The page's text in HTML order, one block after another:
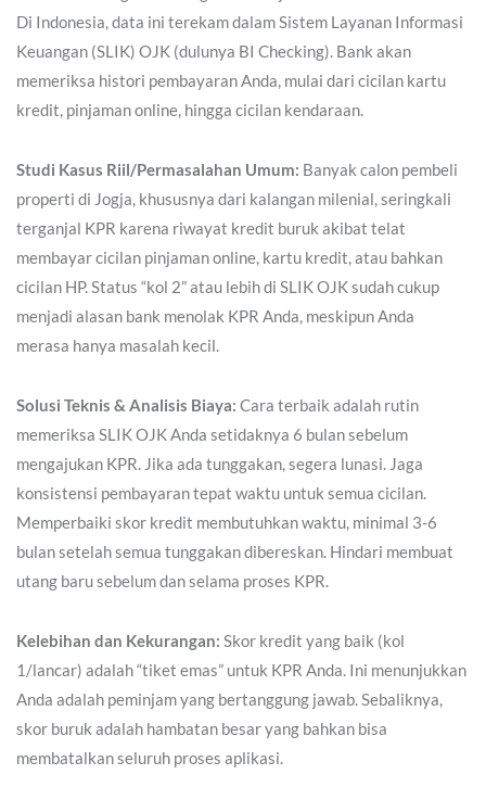
Di Indonesia, data ini terekam dalam Sistem Layanan Informasi
Keuangan (SLIK) OJK (dulunya BI Checking). Bank akan
memeriksa histori pembayaran Anda, mulai dari cicilan kartu
kredit, pinjaman online, hingga cicilan kendaraan.
Studi Kasus Riil/Permasalahan Umum: Banyak calon pembeli
properti di Jogja, khususnya dari kalangan milenial, seringkali
terganjal KPR karena riwayat kredit buruk akibat telat
membayar cicilan pinjaman online, kartu kredit, atau bahkan
cicilan HP. Status “kol 2” atau lebih di SLIK OJK sudah cukup
menjadi alasan bank menolak KPR Anda, meskipun Anda
merasa hanya masalah kecil.
Solusi Teknis & Analisis Biaya: Cara terbaik adalah rutin
memeriksa SLIK OJK Anda setidaknya 6 bulan sebelum
mengajukan KPR. Jika ada tunggakan, segera lunasi. Jaga
konsistensi pembayaran tepat waktu untuk semua cicilan.
Memperbaiki skor kredit membutuhkan waktu, minimal 3-6
bulan setelah semua tunggakan dibereskan. Hindari membuat
utang baru sebelum dan selama proses KPR.
Kelebihan dan Kekurangan: Skor kredit yang baik (kol
1/lancar) adalah “tiket emas” untuk KPR Anda. Ini menunjukkan
Anda adalah peminjam yang bertanggung jawab. Sebaliknya,
skor buruk adalah hambatan besar yang bahkan bisa
membatalkan seluruh proses aplikasi.